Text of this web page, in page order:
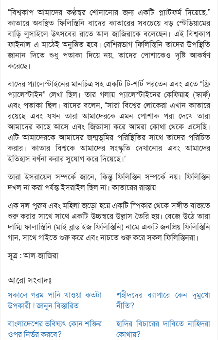
“বিশ্বকাপ আমাদের কণ্ঠস্বর শোনানোর জন্য একটি প্ল্যাটফর্ম দিয়েছে,”
কাতারে অবস্থিত ফিলিস্তিনি বাদের কাতারের সবচেয়ে বড় স্টেডিয়ামের
বাড়ি লুসাইলে উৎসবের রাতে আল জাজিরাকে বলেছেন। এই বিশ্বকাপ
ফাইনাল এ মাঠেই অনুষ্ঠিত হবে। বেশিরভাগ ফিলিস্তিনি তাদের উপস্থিতি
জানান দিতে শুধু পতাকা দিয়ে নয়, তাদের পোশাকেও ‍দৃষ্টি আকর্ষণ
করেছে।
বাদের প্যালেস্টাইনের মানচিত্র সহ একটি টি-শার্ট পরতেন এবং এতে “ফ্রি
প্যালেস্টাইন” লেখা ছিল। তার গলায় প্যালেস্টাইনের কেফিয়াহ (স্কার্ফ)
এবং পতাকা ছিল। বাদের বলেন, “সারা বিশ্বের লোকেরা এখান কাতারে
রয়েছে এবং যখন তারা আমাদেরকে এমন পোশাক পরা দেখে তারা
আমাদের কাছে আসে এবং জিজ্ঞাসা করে আমরা কোথা থেকে এসেছি।
এটি আমাদেরকে আমাদের জন্মভূমির পরিস্থিতির সাথে তাদের পরিচিত
করার। কাতার বিশ্বকে আমাদের সংস্কৃতি দেখানোর এবং আমাদের
ইতিহাস বর্ণনা করার সুযোগ করে দিয়েছে।’
তারা ইসরায়েল সম্পর্কে জানে, কিন্তু ফিলিস্তিন সম্পর্কে নয়। ফিলিস্তিন
দখল না করা পর্যন্ত ইসরাইল ছিল না। কাতারের রাস্তায়
এক দল পুরুষ এবং মহিলা জড়ো হয়ে একটি স্পিকার থেকে সঙ্গীত বাজতে
শুরু করার সাথে সাথে একটি উচ্চস্বরে উল্লাস তৈরি হয়। বেজে উঠে তারা
দাম্মি ফালাস্তিনি (মাই ব্লাড ইজ ফিলিস্তিনি) নামে একটি জনপ্রিয় ফিলিস্তিনি
গান, সাথে গাইতে শুরু করে এবং নাচতে শুরু করে সকল ফিলিস্তিনরা।
সূত্র : আল-জাজিরা
আরো সংবাদঃ
সকালে গরম পানি খাওয়া কতটা
উপকারী ! জানুন বিস্তারিত
শহীদদের ব্যাপারে কেন দুমুখো
নীতি?
বাংলাদেশের ভবিষ্যৎ কোন শক্তির
ওপর নির্ভর করবে?
হাদির বিচারের দাবিতে নাহিদরা
কোথায়?